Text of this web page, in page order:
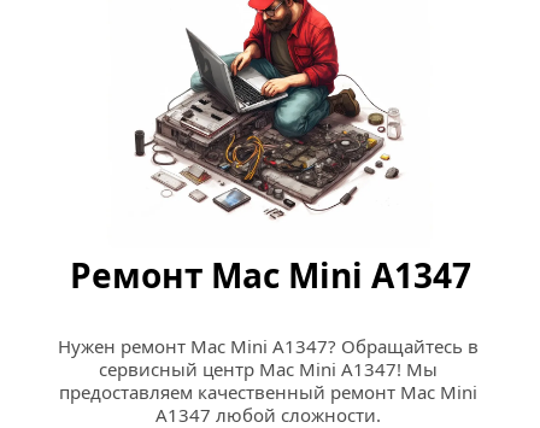
Ремонт Mac Mini A1347
Нужен ремонт Mac Mini A1347? Обращайтесь в
сервисный центр Mac Mini A1347! Мы
предоставляем качественный ремонт Mac Mini
A1347 любой сложности.